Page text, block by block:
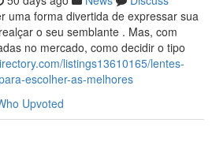
uma forma divertida de expressar sua
o seu semblante . Mas, com
no mercado, como decidir o tipo
listings13610165/lentes-
escolher-as-melhores
Upvoted